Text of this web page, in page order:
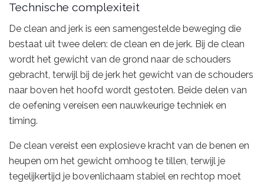
Technische complexiteit
De clean and jerk is een samengestelde beweging die
bestaat uit twee delen: de clean en de jerk. Bij de clean
wordt het gewicht van de grond naar de schouders
gebracht, terwijl bij de jerk het gewicht van de schouders
naar boven het hoofd wordt gestoten. Beide delen van
de oefening vereisen een nauwkeurige techniek en
timing.
De clean vereist een explosieve kracht van de benen en
heupen om het gewicht omhoog te tillen, terwijl je
tegelijkertijd je bovenlichaam stabiel en rechtop moet